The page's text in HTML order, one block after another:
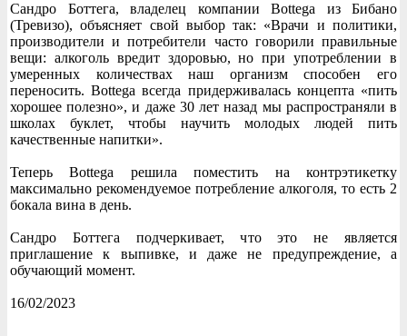
Сандро Боттега, владелец компании Bottega из Бибано
(Тревизо), объясняет свой выбор так: «Врачи и политики,
производители и потребители часто говорили правильные
вещи: алкоголь вредит здоровью, но при употреблении в
умеренных количествах наш организм способен его
переносить. Bottega всегда придерживалась концепта «пить
хорошее полезно», и даже 30 лет назад мы распространяли в
школах буклет, чтобы научить молодых людей пить
качественные напитки».
Теперь Bottega решила поместить на контрэтикетку
максимально рекомендуемое потребление алкоголя, то есть 2
бокала вина в день.
Сандро Боттега подчеркивает, что это не является
приглашение к выпивке, и даже не предупреждение, а
обучающий момент.
16/02/2023